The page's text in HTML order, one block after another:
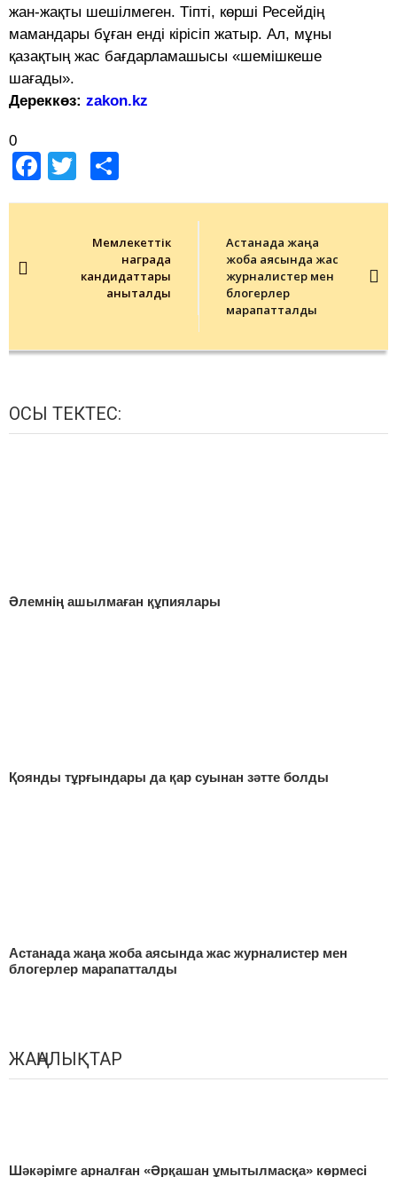
жан-жақты шешілмеген. Тіпті, көрші Ресейдің
мамандары бұған енді кірісіп жатыр. Ал, мұны
қазақтың жас бағдарламашысы «шемішкеше
шағады».
Дереккөз: zakon.kz
0
Facebook
Twitter
navigationМемлекеттік
награда
кандидаттары
анықталды
Астанада жаңа
жоба аясында жас
журналистер мен
блогерлер
марапатталды
ОСЫ ТЕКТЕС:
Әлемнің ашылмаған құпиялары
Қоянды тұрғындары да қар суынан зәтте болды
Астанада жаңа жоба аясында жас журналистер мен
блогерлер марапатталды
ЖАҢАЛЫҚТАР
Шәкәрімге арналған «Әрқашан ұмытылмасқа» көрмесі